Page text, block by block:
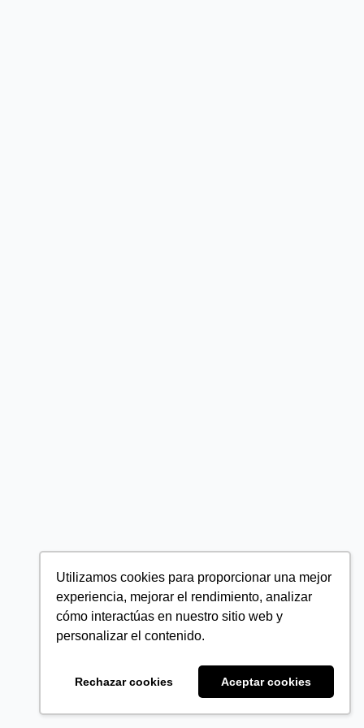
Utilizamos cookies para proporcionar una mejor
experiencia, mejorar el rendimiento, analizar
cómo interactúas en nuestro sitio web y
personalizar el contenido.
Rechazar cookies Aceptar cookies